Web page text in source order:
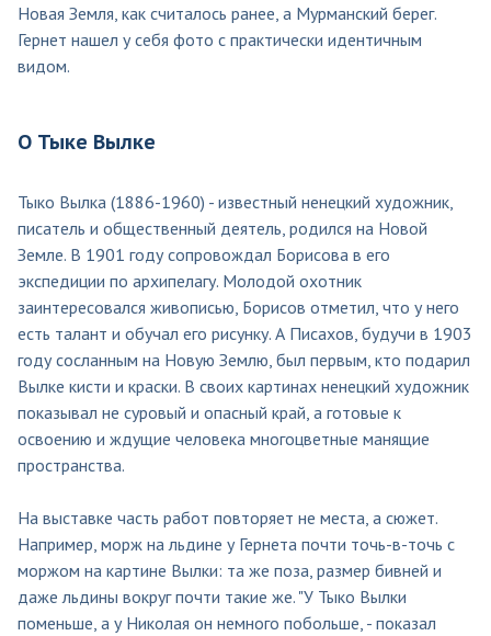
Новая Земля, как считалось ранее, а Мурманский берег.
Гернет нашел у себя фото с практически идентичным
видом.
О Тыке Вылке
Тыко Вылка (1886-1960) - известный ненецкий художник,
писатель и общественный деятель, родился на Новой
Земле. В 1901 году сопровождал Борисова в его
экспедиции по архипелагу. Молодой охотник
заинтересовался живописью, Борисов отметил, что у него
есть талант и обучал его рисунку. А Писахов, будучи в 1903
году сосланным на Новую Землю, был первым, кто подарил
Вылке кисти и краски. В своих картинах ненецкий художник
показывал не суровый и опасный край, а готовые к
освоению и ждущие человека многоцветные манящие
пространства.
На выставке часть работ повторяет не места, а сюжет.
Например, морж на льдине у Гернета почти точь-в-точь с
моржом на картине Вылки: та же поза, размер бивней и
даже льдины вокруг почти такие же. "У Тыко Вылки
поменьше, а у Николая он немного побольше, - показал